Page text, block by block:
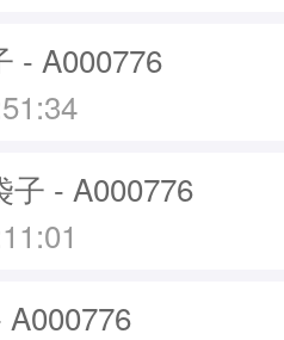
- A000776
子 - A000776